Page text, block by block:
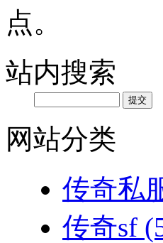
点。
站内搜索
网站分类
传奇私
传奇sf